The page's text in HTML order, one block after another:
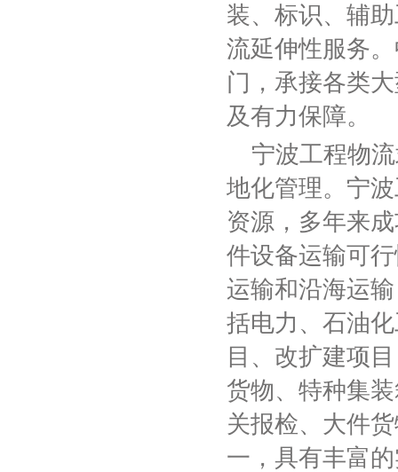
装、标识、辅
流延伸性服务
门，承接各类
及有力保障。
宁波工程物
地化管理。宁
资源，多年来
件设备运输可
运输和沿海运
括电力、石油
目、改扩建项
货物、特种集
关报检、大件
一，具有丰富